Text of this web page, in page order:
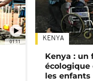
01:11 KENYA
Kenya :
écologique
les enfants